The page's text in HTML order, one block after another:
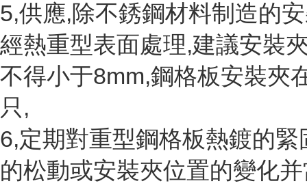
5,供應,除不銹鋼材料制造的
經熱重型表面處理,建議安裝
不得小于8mm,鋼格板安裝夾
只,
6,定期對重型鋼格板熱鍍的
的松動或安裝夾位置的變化